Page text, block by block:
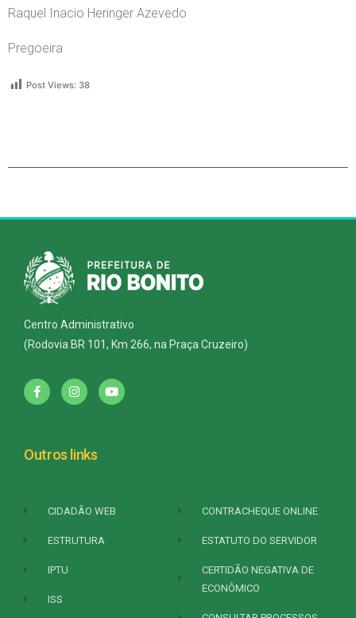
Raquel Inacio Heringer Azevedo
Pregoeira
Post Views: 38
Centro Administrativo
(Rodovia BR 101, Km 266, na Praça Cruzeiro)
Outros links
CIDADÃO WEB
ESTRUTURA
IPTU
ISS
CONTRACHEQUE ONLINE
ESTATUTO DO SERVIDOR
CERTIDÃO NEGATIVA DE
ECONÔMICO